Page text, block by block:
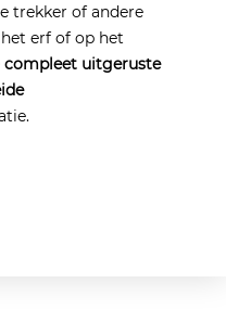
trekker of andere
erf of op het
compleet uitgeruste